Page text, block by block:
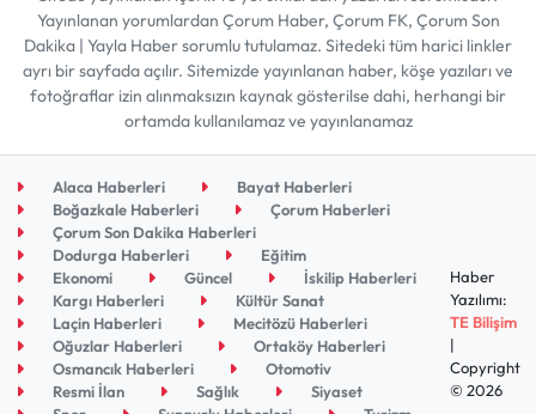
Yayınlanan yorumlardan Çorum Haber, Çorum FK, Çorum Son
Dakika | Yayla Haber sorumlu tutulamaz. Sitedeki tüm harici linkler
ayrı bir sayfada açılır. Sitemizde yayınlanan haber, köşe yazıları ve
fotoğraflar izin alınmaksızın kaynak gösterilse dahi, herhangi bir
ortamda kullanılamaz ve yayınlanamaz
Alaca Haberleri
Bayat Haberleri
Boğazkale Haberleri
Çorum Haberleri
Çorum Son Dakika Haberleri
Dodurga Haberleri
Eğitim
Ekonomi
Güncel
İskilip Haberleri
Kargı Haberleri
Kültür Sanat
Laçin Haberleri
Mecitözü Haberleri
Oğuzlar Haberleri
Ortaköy Haberleri
Osmancık Haberleri
Otomotiv
Resmi İlan
Sağlık
Siyaset
Haber
Yazılımı:
TE Bilişim
|
Copyright
© 2026